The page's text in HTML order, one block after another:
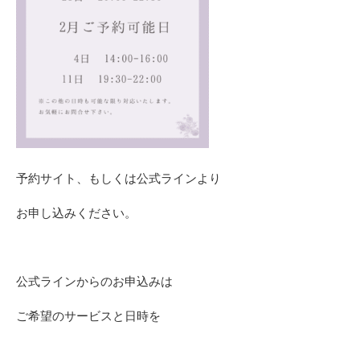
予約サイト、もしくは公式ラインより
お申し込みください。
公式ラインからのお申込みは
ご希望のサービスと日時を